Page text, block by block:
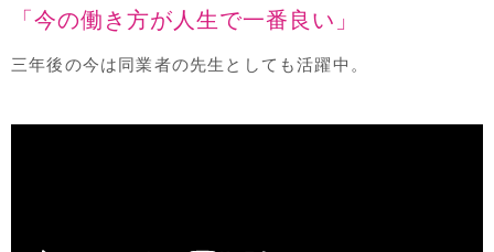
「今の働き方が人生で一番良い」
三年後の今は同業者の先生としても活躍中。